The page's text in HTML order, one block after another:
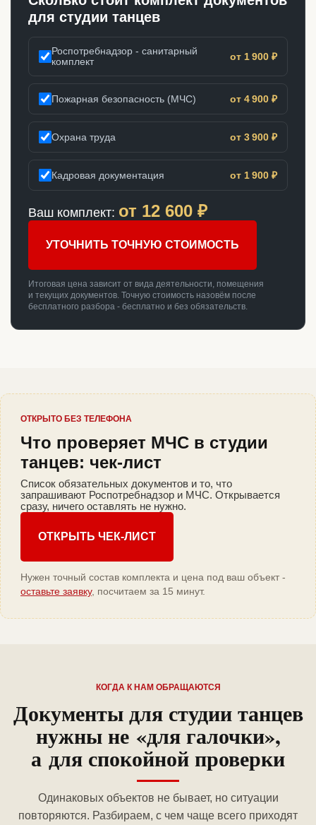
для студии танцев
Роспотребнадзор - санитарный
комплект
от 1 900 ₽
Пожарная безопасность (МЧС) от 4 900 ₽
Охрана труда от 3 900 ₽
Кадровая документация от 1 900 ₽
Ваш комплект: от 12 600 ₽
УТОЧНИТЬ ТОЧНУЮ СТОИМОСТЬ
Итоговая цена зависит от вида деятельности, помещения
и текущих документов. Точную стоимость назовём после
бесплатного разбора - бесплатно и без обязательств.
ОТКРЫТО БЕЗ ТЕЛЕФОНА
Что проверяет МЧС в студии
танцев: чек-лист
Список обязательных документов и то, что
запрашивают Роспотребнадзор и МЧС. Открывается
сразу, ничего оставлять не нужно.
ОТКРЫТЬ ЧЕК-ЛИСТ
Нужен точный состав комплекта и цена под ваш объект -
оставьте заявку, посчитаем за 15 минут.
КОГДА К НАМ ОБРАЩАЮТСЯ
Документы для студии танцев
нужны не «для галочки»,
а для спокойной проверки
Одинаковых объектов не бывает, но ситуации
повторяются. Разбираем, с чем чаще всего приходят